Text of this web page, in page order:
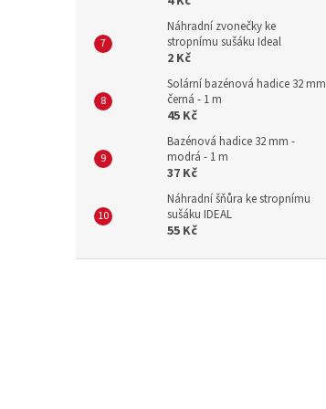
Náhradní zvonečky ke
stropnímu sušáku Ideal
2 Kč
Solární bazénová hadice 32 mm
černá - 1 m
45 Kč
Bazénová hadice 32 mm -
modrá - 1 m
37 Kč
Náhradní šňůra ke stropnímu
sušáku IDEAL
55 Kč